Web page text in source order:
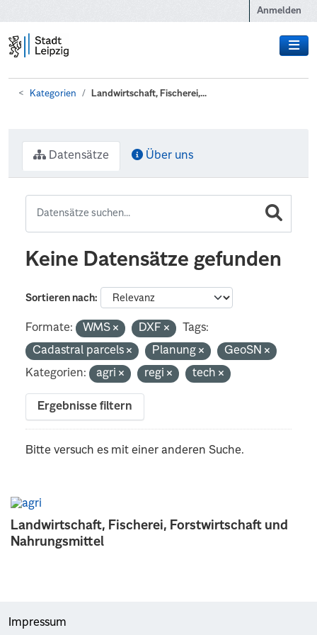
Anmelden
Kategorien Landwirtschaft, Fischerei,...
Landwirtschaft, Fischerei, Forstwirtschaft und
Nahrungsmittel
Datensätze Über uns
Keine Datensätze gefunden
Sortieren nach
Formate: WMS DXF
Tags:
Cadastral parcels
Planung
GeoSN
Kategorien:
agri regi tech
Ergebnisse filtern
Bitte versuch es mit einer anderen Suche.
Impressum